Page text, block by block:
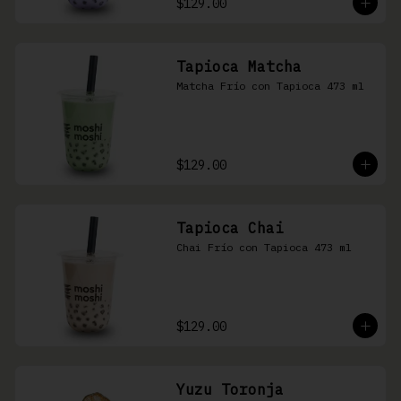
$129.00
Tapioca Matcha
Matcha Frío con Tapioca 473 ml
$129.00
Tapioca Chai
Chai Frío con Tapioca 473 ml
$129.00
Yuzu Toronja